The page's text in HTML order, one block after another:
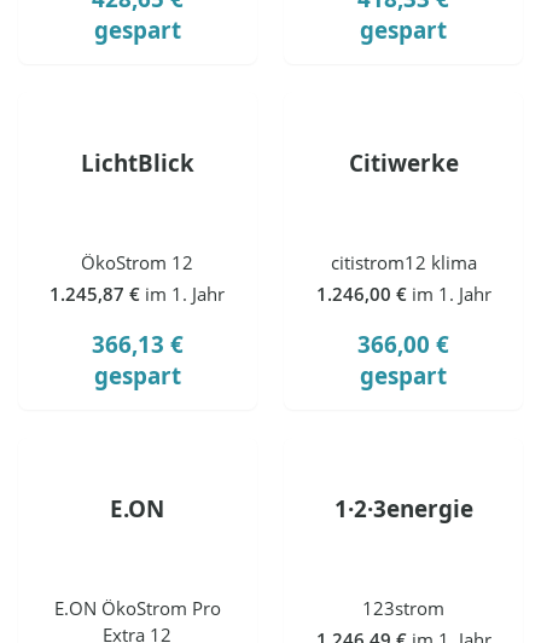
gespart
gespart
LichtBlick
ÖkoStrom 12
1.245,87 € im 1. Jahr
366,13 €
gespart
Citiwerke
citistrom12 klima
1.246,00 € im 1. Jahr
366,00 €
gespart
E.ON
E.ON ÖkoStrom Pro
Extra 12
1·2·3energie
123strom